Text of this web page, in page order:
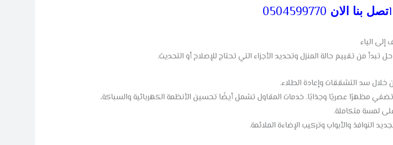
اتصل بنا الان 0504599770
الياء
من تقييم حالة المنزل وتحديد الأجزاء التي تحتاج للإصلاح أو التحديث.
سد التشققات وإعادة الطلاء.
مظهرًا عصريًا وجذابًا. خدمات المقاول تشمل أيضًا تحسين الأنظمة الكهربائية والسباكة،
لمسة متكاملة.
النوافذ والأبواب وتركيب الإضاءة الملائمة.